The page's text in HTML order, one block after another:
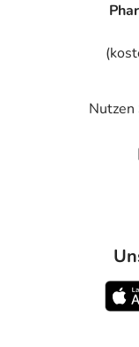
Nutzen